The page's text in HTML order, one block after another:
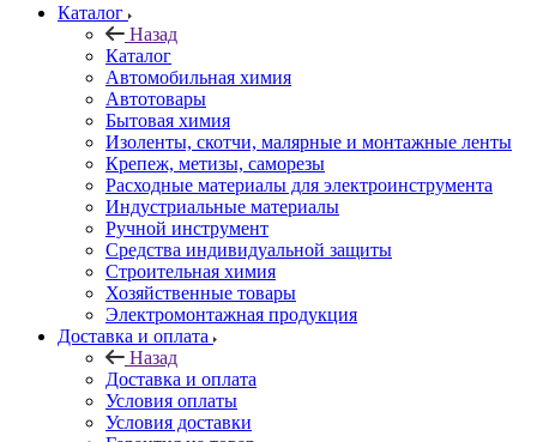
Каталог
Назад
Каталог
Автомобильная химия
Автотовары
Бытовая химия
Изоленты, скотчи, малярные и монтажные ленты
Крепеж, метизы, саморезы
Расходные материалы для электроинструмента
Индустриальные материалы
Ручной инструмент
Средства индивидуальной защиты
Строительная химия
Хозяйственные товары
Электромонтажная продукция
Доставка и оплата
Назад
Доставка и оплата
Условия оплаты
Условия доставки